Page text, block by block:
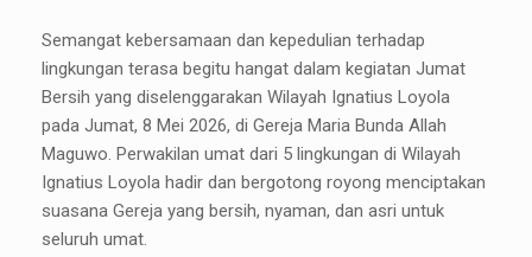
Semangat kebersamaan dan kepedulian terhadap
lingkungan terasa begitu hangat dalam kegiatan Jumat
Bersih yang diselenggarakan Wilayah Ignatius Loyola
pada Jumat, 8 Mei 2026, di Gereja Maria Bunda Allah
Maguwo. Perwakilan umat dari 5 lingkungan di Wilayah
Ignatius Loyola hadir dan bergotong royong menciptakan
suasana Gereja yang bersih, nyaman, dan asri untuk
seluruh umat.